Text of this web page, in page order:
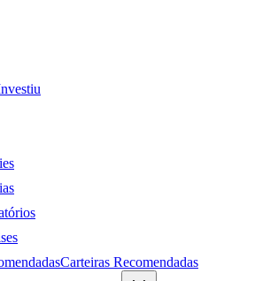
Carteiras Recomendadas